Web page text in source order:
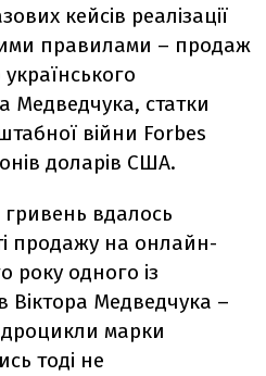
кейсів реалізації
правилами – продаж
Медведчука, статки
війни Forbes
доларів США.
гривень вдалось
продажу на онлайн-
року одного із
Віктора Медведчука –
марки
тоді не